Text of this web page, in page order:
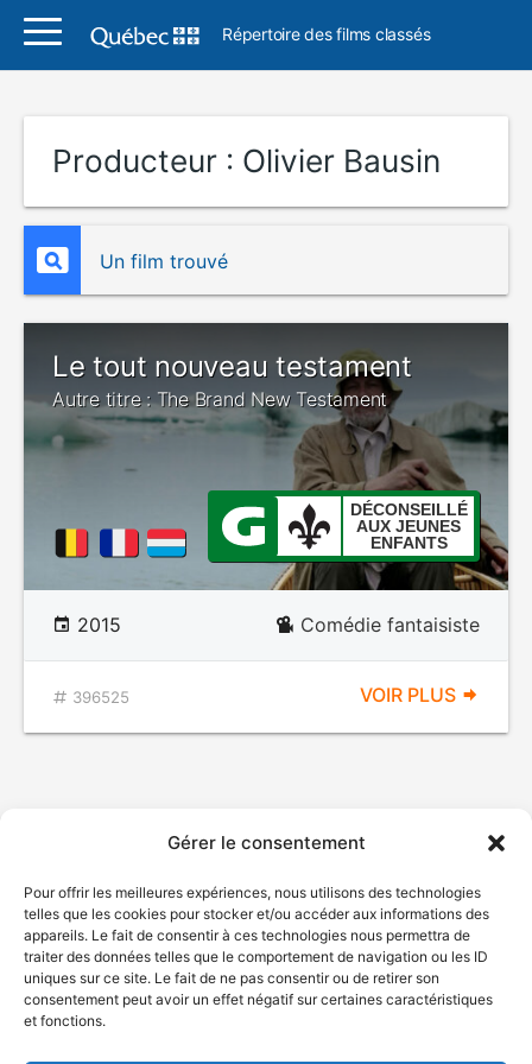
Gérer le consentement
Pour offrir les meilleures expériences, nous utilisons des technologies
telles que les cookies pour stocker et/ou accéder aux informations des
appareils. Le fait de consentir à ces technologies nous permettra de
traiter des données telles que le comportement de navigation ou les ID
uniques sur ce site. Le fait de ne pas consentir ou de retirer son
consentement peut avoir un effet négatif sur certaines caractéristiques
et fonctions.
Répertoire des films classés
Producteur : Olivier Bausin
Un film trouvé
Le tout nouveau testament
Autre titre : The Brand New Testament
DÉCONSEILLÉ
AUX JEUNES
ENFANTS
2015 Comédie fantaisiste
396525 VOIR PLUS